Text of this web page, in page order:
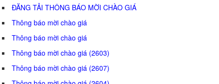
ĐĂNG TẢI THÔNG BÁO MỜI CHÀO GIÁ
Thông báo mời chào giá
Thông báo mời chào giá
Thông báo mời chào giá (2603)
Thông báo mời chào giá (2607)